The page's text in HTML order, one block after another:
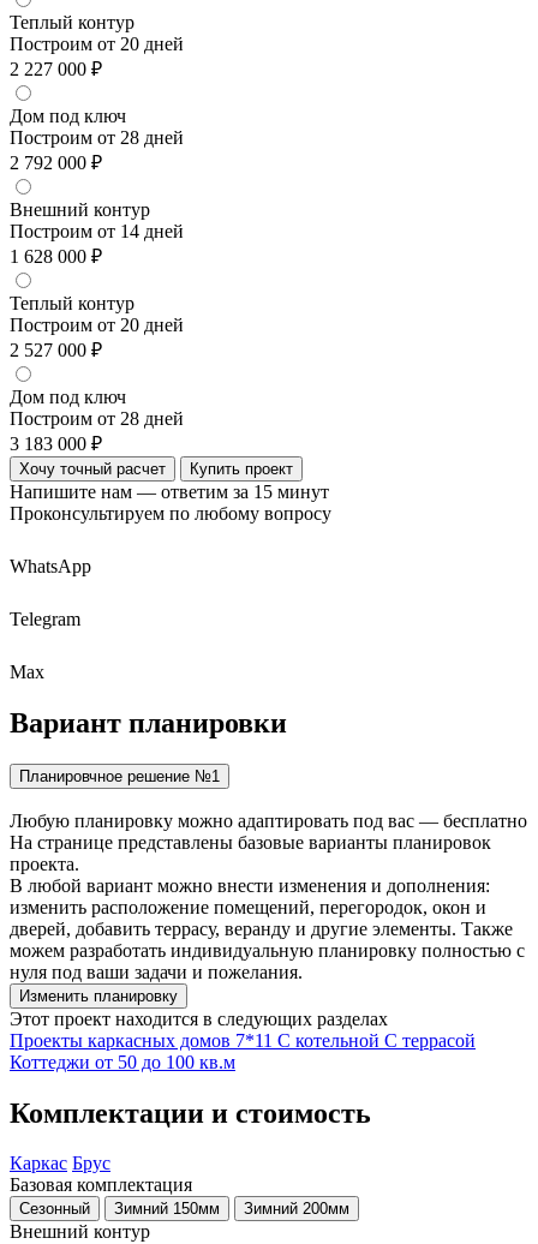
Теплый контур
Построим от 20 дней
2 227 000 ₽
Дом под ключ
Построим от 28 дней
2 792 000 ₽
Внешний контур
Построим от 14 дней
1 628 000 ₽
Теплый контур
Построим от 20 дней
2 527 000 ₽
Дом под ключ
Построим от 28 дней
3 183 000 ₽
Хочу точный расчет Купить проект
Напишите нам — ответим за 15 минут
Проконсультируем по любому вопросу
WhatsApp
Telegram
Max
Вариант планировки
Планировчное решение №1
Любую планировку можно адаптировать под вас — бесплатно
На странице представлены базовые варианты планировок
проекта.
В любой вариант можно внести изменения и дополнения:
изменить расположение помещений, перегородок, окон и
дверей, добавить террасу, веранду и другие элементы. Также
можем разработать индивидуальную планировку полностью с
нуля под ваши задачи и пожелания.
Изменить планировку
Этот проект находится в следующих разделах
Проекты каркасных домов 7*11 С котельной С террасой
Коттеджи от 50 до 100 кв.м
Комплектации и стоимость
Каркас Брус
Базовая комплектация
Сезонный Зимний 150мм Зимний 200мм
Внешний контур